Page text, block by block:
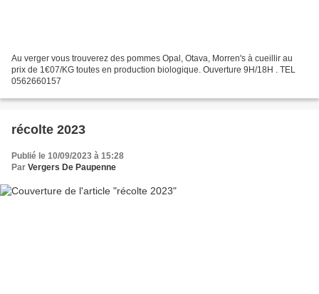
Au verger vous trouverez des pommes Opal, Otava, Morren's à cueillir au
prix de 1€07/KG toutes en production biologique. Ouverture 9H/18H . TEL
0562660157
récolte 2023
Publié le 10/09/2023 à 15:28
Par Vergers De Paupenne